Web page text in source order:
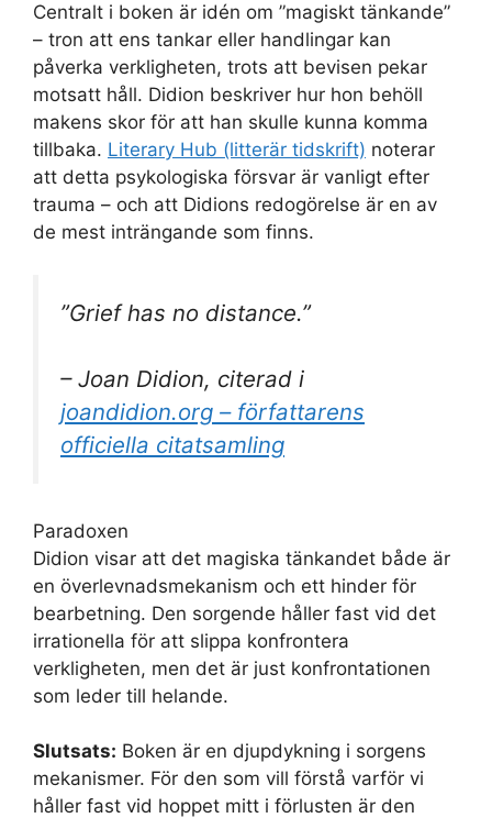
Centralt i boken är idén om ”magiskt tänkande”
– tron att ens tankar eller handlingar kan
påverka verkligheten, trots att bevisen pekar
motsatt håll. Didion beskriver hur hon behöll
makens skor för att han skulle kunna komma
tillbaka. Literary Hub (litterär tidskrift) noterar
att detta psykologiska försvar är vanligt efter
trauma – och att Didions redogörelse är en av
de mest inträngande som finns.
”Grief has no distance.”
– Joan Didion, citerad i
joandidion.org – författarens
officiella citatsamling
Paradoxen
Didion visar att det magiska tänkandet både är
en överlevnadsmekanism och ett hinder för
bearbetning. Den sorgende håller fast vid det
irrationella för att slippa konfrontera
verkligheten, men det är just konfrontationen
som leder till helande.
Slutsats: Boken är en djupdykning i sorgens
mekanismer. För den som vill förstå varför vi
håller fast vid hoppet mitt i förlusten är den